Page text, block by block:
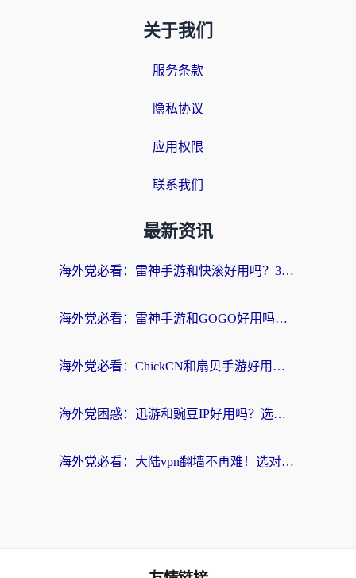
关于我们
服务条款
隐私协议
应用权限
联系我们
最新资讯
海外党必看：雷神手游和快滚好用吗？3步选对回国加速器无缝刷国内资源
海外党必看：雷神手游和GOGO好用吗？3步选对回国加速器，无缝刷剧玩原神
海外党必看：ChickCN和扇贝手游好用吗？3步选对回国加速器无缝刷国内资源
海外党困惑：迅游和豌豆IP好用吗？选对回国加速器，刷剧游戏再也不卡
海外党必看：大陆vpn翻墙不再难！选对加速器，无缝刷国内资源